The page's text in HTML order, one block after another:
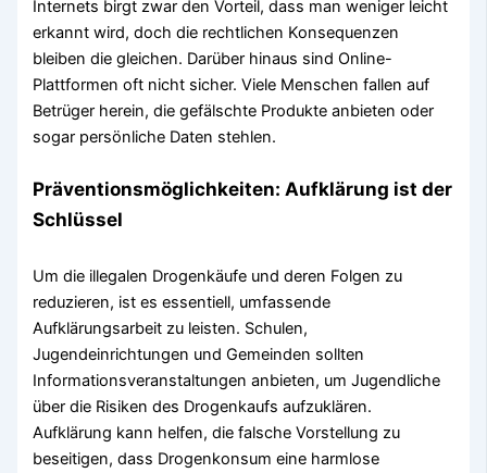
Internets birgt zwar den Vorteil, dass man weniger leicht
erkannt wird, doch die rechtlichen Konsequenzen
bleiben die gleichen. Darüber hinaus sind Online-
Plattformen oft nicht sicher. Viele Menschen fallen auf
Betrüger herein, die gefälschte Produkte anbieten oder
sogar persönliche Daten stehlen.
Präventionsmöglichkeiten: Aufklärung ist der
Schlüssel
Um die illegalen Drogenkäufe und deren Folgen zu
reduzieren, ist es essentiell, umfassende
Aufklärungsarbeit zu leisten. Schulen,
Jugendeinrichtungen und Gemeinden sollten
Informationsveranstaltungen anbieten, um Jugendliche
über die Risiken des Drogenkaufs aufzuklären.
Aufklärung kann helfen, die falsche Vorstellung zu
beseitigen, dass Drogenkonsum eine harmlose